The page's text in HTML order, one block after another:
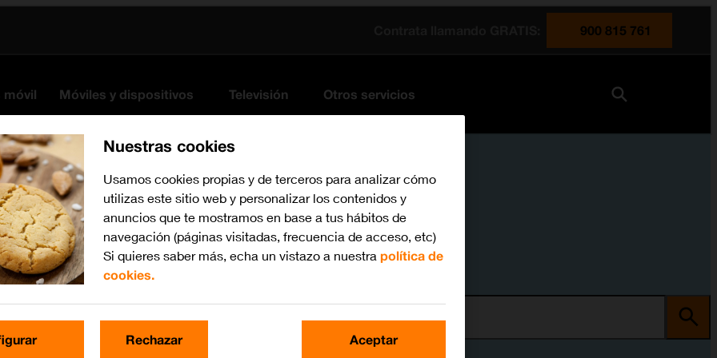
900 815 761
móvil Móviles y dispositivos Televisión Otros servicios
Nuestras cookies
Usamos cookies propias y de terceros para analizar cómo
utilizas este sitio web y personalizar los contenidos y
anuncios que te mostramos en base a tus hábitos de
navegación (páginas visitadas, frecuencia de acceso, etc)
Si quieres saber más, echa un vistazo a nuestra política de
cookies.
Rechazar Aceptar